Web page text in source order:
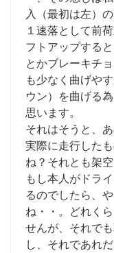
入（最初は左）
１速落として前
フトアップする
とかブレーキチ
も少なく曲げや
ウン）を曲げる
思います。
それはそうと、
実際に走行した
ね？それとも架空
もし本人がドラ
るのでしたら、
ね・・。どれく
せんが、それで
し、それであれ